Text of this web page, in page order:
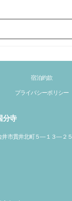
宿泊約款
プライバシーポリシー
分寺
井市貫井北町５―１３―２５